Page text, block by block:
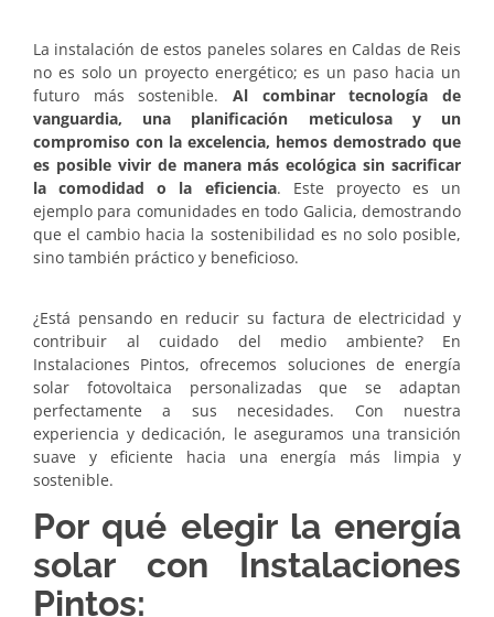
La instalación de estos paneles solares en Caldas de Reis
no es solo un proyecto energético; es un paso hacia un
futuro más sostenible. Al combinar tecnología de
vanguardia, una planificación meticulosa y un
compromiso con la excelencia, hemos demostrado que
es posible vivir de manera más ecológica sin sacrificar
la comodidad o la eficiencia. Este proyecto es un
ejemplo para comunidades en todo Galicia, demostrando
que el cambio hacia la sostenibilidad es no solo posible,
sino también práctico y beneficioso.
¿Está pensando en reducir su factura de electricidad y
contribuir al cuidado del medio ambiente? En
Instalaciones Pintos, ofrecemos soluciones de energía
solar fotovoltaica personalizadas que se adaptan
perfectamente a sus necesidades. Con nuestra
experiencia y dedicación, le aseguramos una transición
suave y eficiente hacia una energía más limpia y
sostenible.
Por qué elegir la energía
solar con Instalaciones
Pintos: